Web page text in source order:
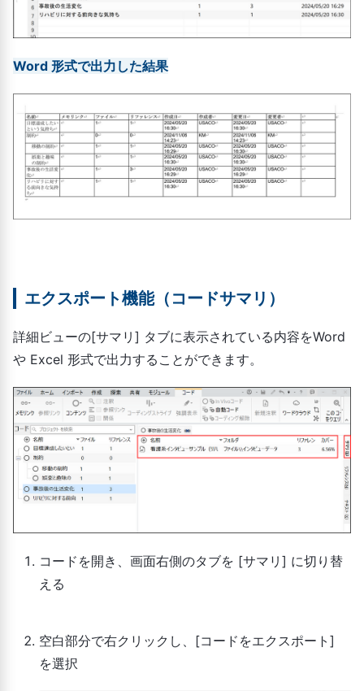
Word 形式で出力した結果
エクスポート機能（コードサマリ）
詳細ビューの[サマリ] タブに表示されている内容をWord
や Excel 形式で出力することができます。
コードを開き、画面右側のタブを [サマリ] に切り替
える
空白部分で右クリックし、[コードをエクスポート]
を選択